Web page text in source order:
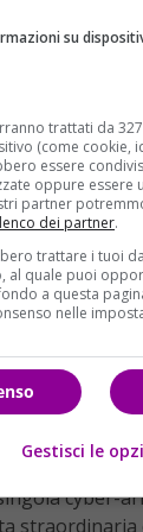
Francoforte
– attualmente
Cyber
del suo
in
cyber-
straordinaria
su
trattati da
(come cookie,
essere
oppure essere
partner
dei partner.
trattare i tuoi
al quale puoi
a questa
nelle
Gestisci le